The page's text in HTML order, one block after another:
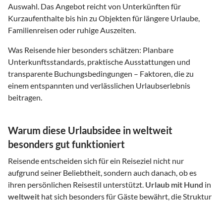
Auswahl. Das Angebot reicht von Unterkünften für
Kurzaufenthalte bis hin zu Objekten für längere Urlaube,
Familienreisen oder ruhige Auszeiten.
Was Reisende hier besonders schätzen: Planbare
Unterkunftsstandards, praktische Ausstattungen und
transparente Buchungsbedingungen – Faktoren, die zu
einem entspannten und verlässlichen Urlaubserlebnis
beitragen.
Warum diese Urlaubsidee in weltweit
besonders gut funktioniert
Reisende entscheiden sich für ein Reiseziel nicht nur
aufgrund seiner Beliebtheit, sondern auch danach, ob es
ihren persönlichen Reisestil unterstützt. Urlaub mit Hund in
weltweit hat sich besonders für Gäste bewährt, die Struktur